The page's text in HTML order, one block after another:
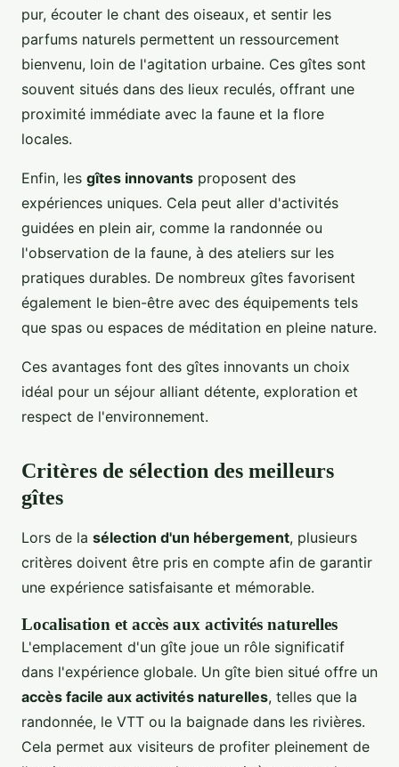
pur, écouter le chant des oiseaux, et sentir les
parfums naturels permettent un ressourcement
bienvenu, loin de l'agitation urbaine. Ces gîtes sont
souvent situés dans des lieux reculés, offrant une
proximité immédiate avec la faune et la flore
locales.
Enfin, les gîtes innovants proposent des
expériences uniques. Cela peut aller d'activités
guidées en plein air, comme la randonnée ou
l'observation de la faune, à des ateliers sur les
pratiques durables. De nombreux gîtes favorisent
également le bien-être avec des équipements tels
que spas ou espaces de méditation en pleine nature.
Ces avantages font des gîtes innovants un choix
idéal pour un séjour alliant détente, exploration et
respect de l'environnement.
Critères de sélection des meilleurs
gîtes
Lors de la sélection d'un hébergement, plusieurs
critères doivent être pris en compte afin de garantir
une expérience satisfaisante et mémorable.
Localisation et accès aux activités naturelles
L'emplacement d'un gîte joue un rôle significatif
dans l'expérience globale. Un gîte bien situé offre un
accès facile aux activités naturelles, telles que la
randonnée, le VTT ou la baignade dans les rivières.
Cela permet aux visiteurs de profiter pleinement de